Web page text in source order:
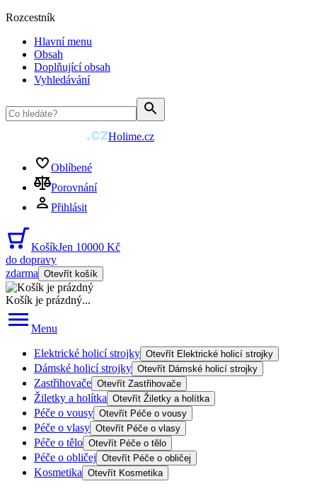
Rozcestník
Hlavní menu
Obsah
Doplňující obsah
Vyhledávání
Holime.cz
Oblíbené
Porovnání
Přihlásit
KošíkJen 10000 Kč
do dopravy
zdarma Otevřít košík
Košík je prázdný...
Menu
Elektrické holicí strojky Otevřít Elektrické holicí strojky
Dámské holicí strojky Otevřít Dámské holicí strojky
Zastřihovače Otevřít Zastřihovače
Žiletky a holítka Otevřít Žiletky a holítka
Péče o vousy Otevřít Péče o vousy
Péče o vlasy Otevřít Péče o vlasy
Péče o tělo Otevřít Péče o tělo
Péče o obličej Otevřít Péče o obličej
Kosmetika Otevřít Kosmetika